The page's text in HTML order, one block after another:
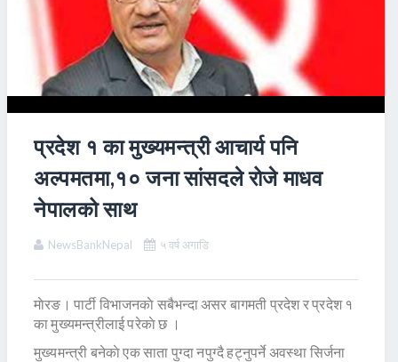
प्रदेश १ का मुख्यमन्त्री आचार्य पनि
अल्पमतमा,१० जना सांसदले रोजे माधव
नेपालको साथ
NewsBankNepal ५ वर्ष अगाडि
माेरङ। पार्टी विभाजनकाे सबैभन्दा असर बागमती प्रदेश र प्रदेश १
का मुख्यमन्त्रीलाई परेकाे छ ।
मुख्यमन्त्री बनेकाे एक साता पुग्दा नपुग्दै हट्नुपर्ने अवस्था सिर्जना